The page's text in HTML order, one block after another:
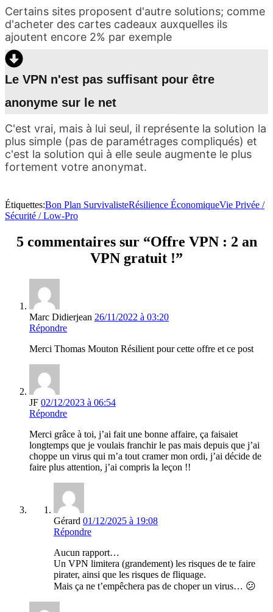
Certains sites proposent d'autre solutions; comme
d'acheter des cartes cadeaux auxquelles ils
ajoutent encore 2% par exemple
Le VPN n'est pas suffisant pour être
anonyme sur le net
C'est vrai, mais à lui seul, il représente la solution la
plus simple (pas de paramétrages compliqués) et
c'est la solution qui à elle seule augmente le plus
fortement votre anonymat.
Étiquettes:Bon Plan SurvivalisteRésilience ÉconomiqueVie Privée /
Sécurité / Low-Pro
5 commentaires sur “Offre VPN : 2 an
VPN gratuit !”
Marc Didierjean 26/11/2022 à 03:20
Répondre
Merci Thomas Mouton Résilient pour cette offre et ce post
JF 02/12/2023 à 06:54
Répondre
Merci grâce à toi, j’ai fait une bonne affaire, ça faisaiet
longtemps que je voulais franchir le pas mais depuis que j’ai
choppe un virus qui m’a tout cramer mon ordi, j’ai décide de
faire plus attention, j’ai compris la leçon !!
Gérard 01/12/2025 à 19:08
Répondre
Aucun rapport…
Un VPN limitera (grandement) les risques de te faire
pirater, ainsi que les risques de fliquage.
Mais ça ne t’empêchera pas de choper un virus… 😕